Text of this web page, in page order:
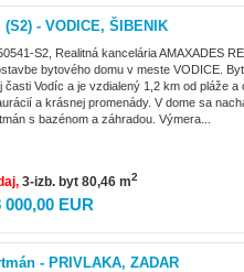
- VODICE, ŠIBENIK
S2, Realitná kancelária AMAXADES
bytového domu v meste VODICE.
časti Vodíc a je vzdialený 1,2 km od pláže
a krásnej promenády. V dome sa
s bazénom a záhradou. Výmera...
3-izb. byt 80,46 m2
000,00 EUR
- PRIVLAKA, ZADAR